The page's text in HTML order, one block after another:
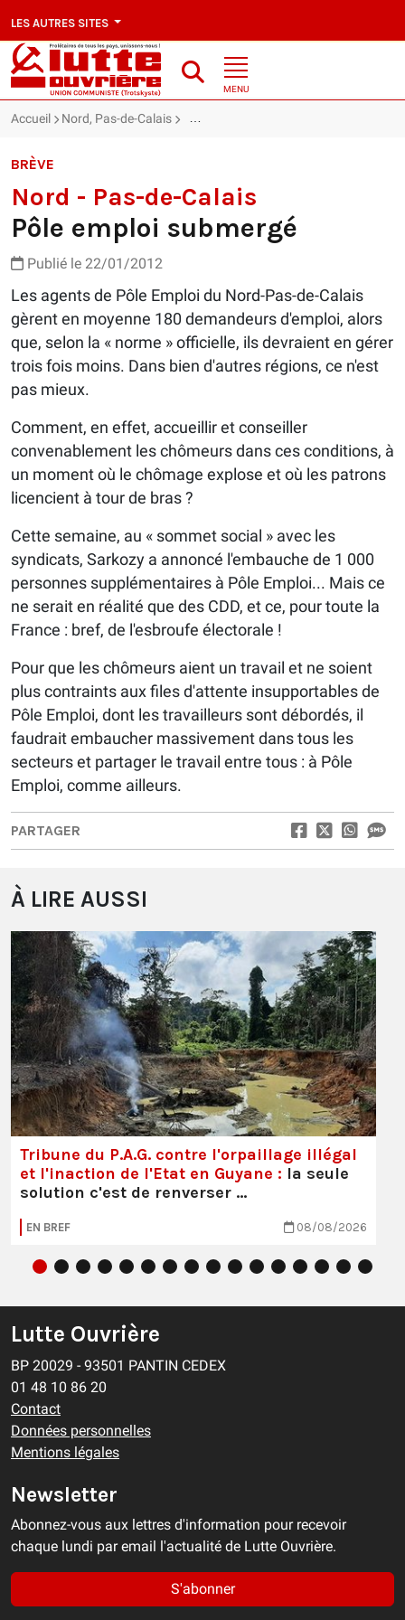
LES AUTRES SITES
MENU
Accueil Nord, Pas-de-Calais Nord - Pas-de-Calais : Pôle emploi
BRÈVE
Nord - Pas-de-Calais
Pôle emploi submergé
Publié le 22/01/2012
Les agents de Pôle Emploi du Nord-Pas-de-Calais
gèrent en moyenne 180 demandeurs d'emploi, alors
que, selon la « norme » officielle, ils devraient en gérer
trois fois moins. Dans bien d'autres régions, ce n'est
pas mieux.
Comment, en effet, accueillir et conseiller
convenablement les chômeurs dans ces conditions, à
un moment où le chômage explose et où les patrons
licencient à tour de bras ?
Cette semaine, au « sommet social » avec les
syndicats, Sarkozy a annoncé l'embauche de 1 000
personnes supplémentaires à Pôle Emploi... Mais ce
ne serait en réalité que des CDD, et ce, pour toute la
France : bref, de l'esbroufe électorale !
Pour que les chômeurs aient un travail et ne soient
plus contraints aux files d'attente insupportables de
Pôle Emploi, dont les travailleurs sont débordés, il
faudrait embaucher massivement dans tous les
secteurs et partager le travail entre tous : à Pôle
Emploi, comme ailleurs.
PARTAGER
À LIRE AUSSI
Tribune du P.A.G. contre l'orpaillage illégal
et l'inaction de l'Etat en Guyane : la seule
solution c'est de renverser …
EN BREF 08/08/2026
Lutte Ouvrière
BP 20029 - 93501 PANTIN CEDEX
01 48 10 86 20
Contact
Données personnelles
Mentions légales
Newsletter
Abonnez-vous aux lettres d'information pour recevoir
chaque lundi par email l'actualité de Lutte Ouvrière.
S'abonner